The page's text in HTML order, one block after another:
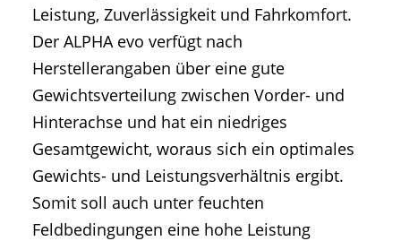
Leistung, Zuverlässigkeit und Fahrkomfort.
Der ALPHA evo verfügt nach
Herstellerangaben über eine gute
Gewichtsverteilung zwischen Vorder- und
Hinterachse und hat ein niedriges
Gesamtgewicht, woraus sich ein optimales
Gewichts- und Leistungsverhältnis ergibt.
Somit soll auch unter feuchten
Feldbedingungen eine hohe Leistung